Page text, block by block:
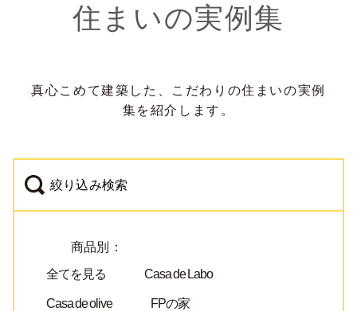
住まいの実例集
真心こめて建築した、こだわりの住まいの実例
集を紹介します。
絞り込み検索
商品別：
全てを見る
Casa de Labo
Casa de olive FPの家